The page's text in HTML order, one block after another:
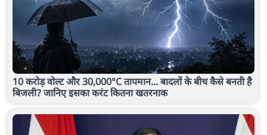
10 करोड़ वोल्ट और 30,000°C तापमान... बादलों के बीच कैसे बनती है
बिजली? जानिए इसका करंट कितना खतरनाक